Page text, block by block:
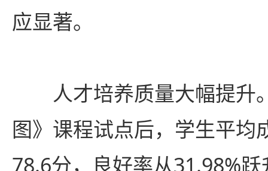
应显著。
人才培养质量大幅提升
图》课程试点后，学生平均
78.6分，良好率从31.98%